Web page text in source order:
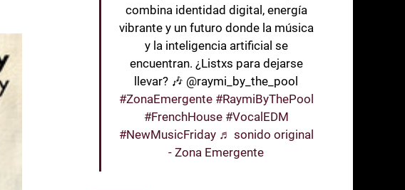
combina identidad digital, energía
vibrante y un futuro donde la música
y la inteligencia artificial se
encuentran. ¿Listxs para dejarse
llevar? 🎶 @raymi_by_the_pool
#ZonaEmergente #RaymiByThePool
#FrenchHouse #VocalEDM
#NewMusicFriday ♬ sonido original
- Zona Emergente